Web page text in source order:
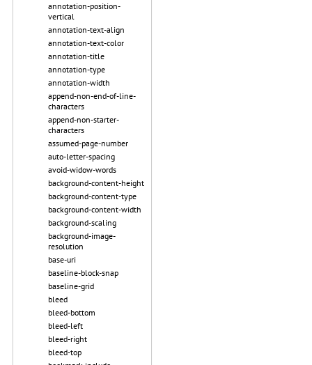
annotation-position-
vertical
annotation-text-align
annotation-text-color
annotation-title
annotation-type
annotation-width
append-non-end-of-line-
characters
append-non-starter-
characters
assumed-page-number
auto-letter-spacing
avoid-widow-words
background-content-height
background-content-type
background-content-width
background-scaling
background-image-
resolution
base-uri
baseline-block-snap
baseline-grid
bleed
bleed-bottom
bleed-left
bleed-right
bleed-top